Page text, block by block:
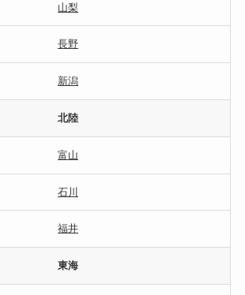
山梨
長野
新潟
北陸
富山
石川
福井
東海